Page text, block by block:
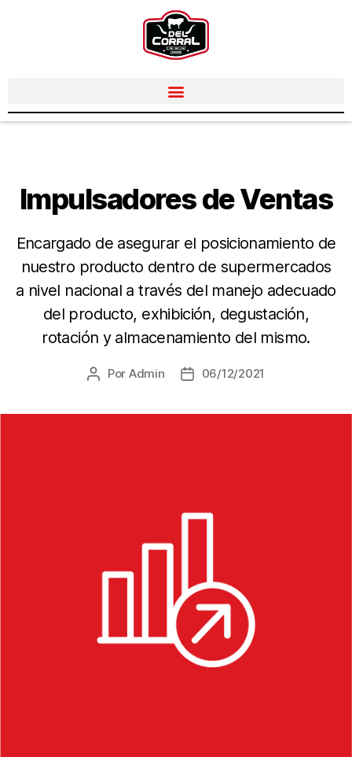
Impulsadores de Ventas
Encargado de asegurar el posicionamiento de
nuestro producto dentro de supermercados
a nivel nacional a través del manejo adecuado
del producto, exhibición, degustación,
rotación y almacenamiento del mismo.
Por Admin 06/12/2021